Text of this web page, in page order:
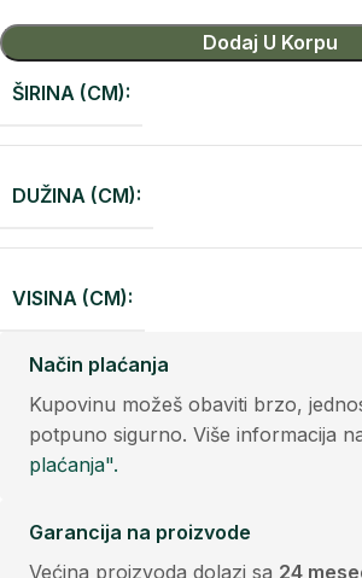
Dodaj U Korpu
ŠIRINA (CM):
DUŽINA (CM):
VISINA (CM):
Način plaćanja
Kupovinu možeš obaviti brzo,
potpuno sigurno. Više informacija
plaćanja".
Garancija na proizvode
Većina proizvoda dolazi sa 24